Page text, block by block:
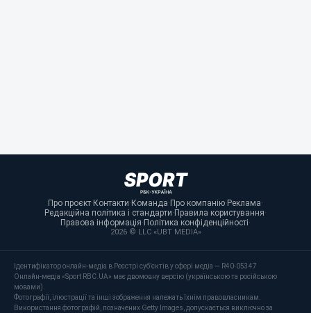
Про проєкт·Контакти·Команда·Про компанію·Реклама·
Редакційна політика і стандарти·Правила користування·
Правова інформація·Політика конфіденційності·
2026 © LLC «UBT MEDIA»
Ідентифікатор онлайн-медіа в Реєстрі суб’єктів у сфері медіа — R40-05347
Онлайн-медіа «Sport RBC.UA» має двомовну версію (українською та російською
мовами).
Фотографії, ілюстрації та інші зображення належать їхнім правовласникам.
Використання фотографій, позначених Getty Images, допускається виключно за